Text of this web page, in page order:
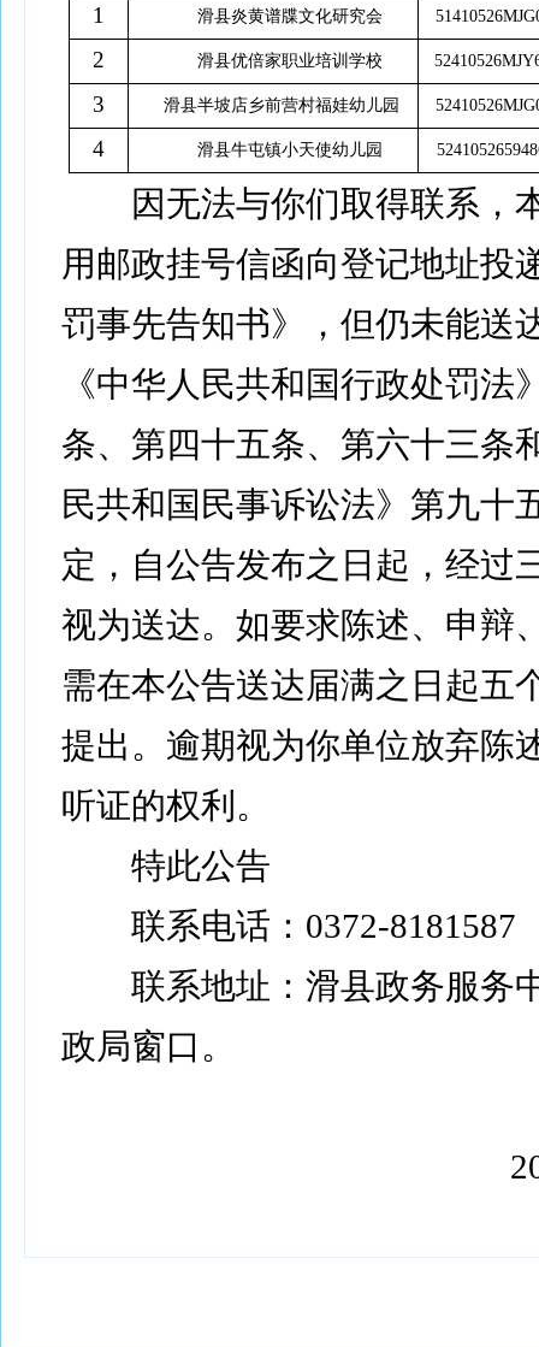
1 滑县炎黄谱牒文化研究会
2 滑县优倍家职业培训学校
3 滑县半坡店乡前营村福娃幼儿园
4 滑县牛屯镇小天使幼儿园
因无法与你们取得联系，
用邮政挂号信函向登记地址投
罚事先告知书》，但仍未能送
《中华人民共和国行政处罚法
条、第四十五条、第六十三条
民共和国民事诉讼法》第九十
定，自公告发布之日起，经过
视为送达。如要求陈述、申辩
需在本公告送达届满之日起五
提出。逾期视为你单位放弃陈
听证的权利。
特此公告
联系电话：0372-8181587
联系地址：滑县政务服务
政局窗口。